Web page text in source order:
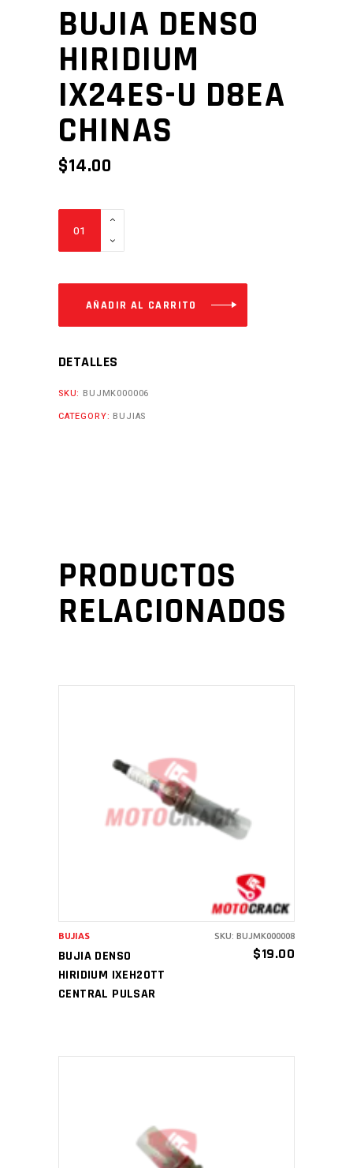
BUJIA DENSO
HIRIDIUM
IX24ES-U D8EA
CHINAS
$14.00
IX24ES-
D8EA
Cantidad
AÑADIR AL CARRITO
DETALLES
SKU: BUJMK000006
CATEGORY: BUJIAS
PRODUCTOS
RELACIONADOS
AÑADIR AL CARRITO
BUJIA DENSO
HIRIDIUM IXEH20TT
CENTRAL PULSAR
$19.00
BUJIAS SKU: BUJMK000008